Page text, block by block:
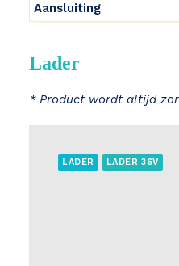
Aansluiting
Lader
* Product wordt altijd
LADER LADER 36V